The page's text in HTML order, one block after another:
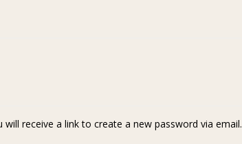
receive a link to create a new password via email.